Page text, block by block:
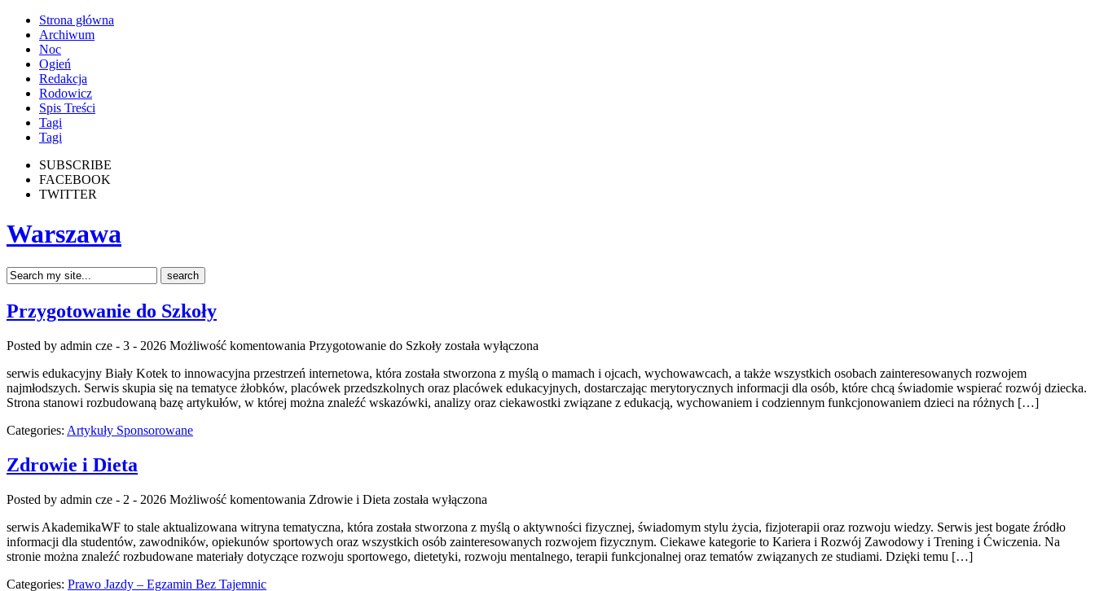
Strona główna
Archiwum
Noc
Ogień
Redakcja
Rodowicz
Spis Treści
Tagi
Tagi
SUBSCRIBE
FACEBOOK
TWITTER
Warszawa
Przygotowanie do Szkoły
Posted by admin cze - 3 - 2026 Możliwość komentowania Przygotowanie do Szkoły została wyłączona
serwis edukacyjny Biały Kotek to innowacyjna przestrzeń internetowa, która została stworzona z myślą o mamach i ojcach, wychowawcach, a także wszystkich osobach zainteresowanych rozwojem
najmłodszych. Serwis skupia się na tematyce żłobków, placówek przedszkolnych oraz placówek edukacyjnych, dostarczając merytorycznych informacji dla osób, które chcą świadomie wspierać rozwój dziecka.
Strona stanowi rozbudowaną bazę artykułów, w której można znaleźć wskazówki, analizy oraz ciekawostki związane z edukacją, wychowaniem i codziennym funkcjonowaniem dzieci na różnych […]
Categories: Artykuły Sponsorowane
Zdrowie i Dieta
Posted by admin cze - 2 - 2026 Możliwość komentowania Zdrowie i Dieta została wyłączona
serwis AkademikaWF to stale aktualizowana witryna tematyczna, która została stworzona z myślą o aktywności fizycznej, świadomym stylu życia, fizjoterapii oraz rozwoju wiedzy. Serwis jest bogate źródło
informacji dla studentów, zawodników, opiekunów sportowych oraz wszystkich osób zainteresowanych rozwojem fizycznym. Ciekawe kategorie to Kariera i Rozwój Zawodowy i Trening i Ćwiczenia. Na
stronie można znaleźć rozbudowane materiały dotyczące rozwoju sportowego, dietetyki, rozwoju mentalnego, terapii funkcjonalnej oraz tematów związanych ze studiami. Dzięki temu […]
Categories: Prawo Jazdy – Egzamin Bez Tajemnic